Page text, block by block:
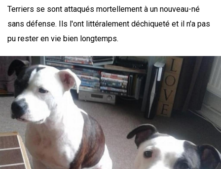
Terriers se sont attaqués mortellement à un nouveau-né
sans défense. Ils l'ont littéralement déchiqueté et il n'a pas
pu rester en vie bien longtemps.